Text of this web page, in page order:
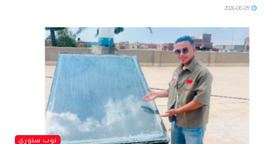
توب ستوري